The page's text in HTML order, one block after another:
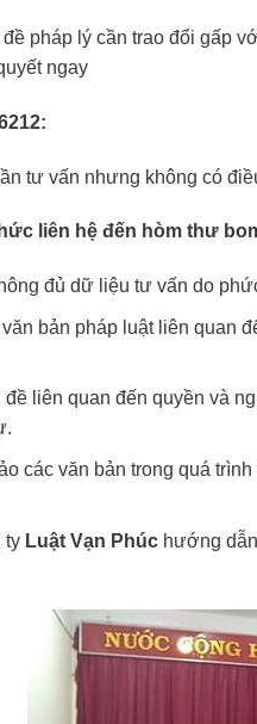
pháp lý cần trao đổi gấp
ngay
tư vấn nhưng không có
liên hệ đến hòm thư
đủ dữ liệu tư vấn do
bản pháp luật liên quan
liên quan đến quyền và
các văn bản trong quá
ty Luật Vạn Phúchướng dẫn